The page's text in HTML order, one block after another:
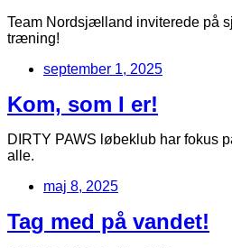
Team Nordsjælland inviterede på
træning!
september 1, 2025
Kom, som I er!
DIRTY PAWS løbeklub har fokus
alle.
maj 8, 2025
Tag med på vandet!